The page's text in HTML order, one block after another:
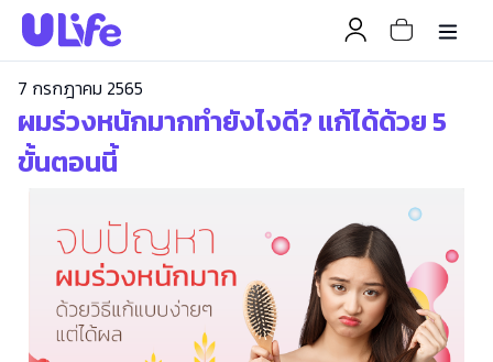
7 กรกฎาคม 2565
ผมร่วงหนักมากทำยังไงดี? แก้ได้ด้วย 5
ขั้นตอนนี้